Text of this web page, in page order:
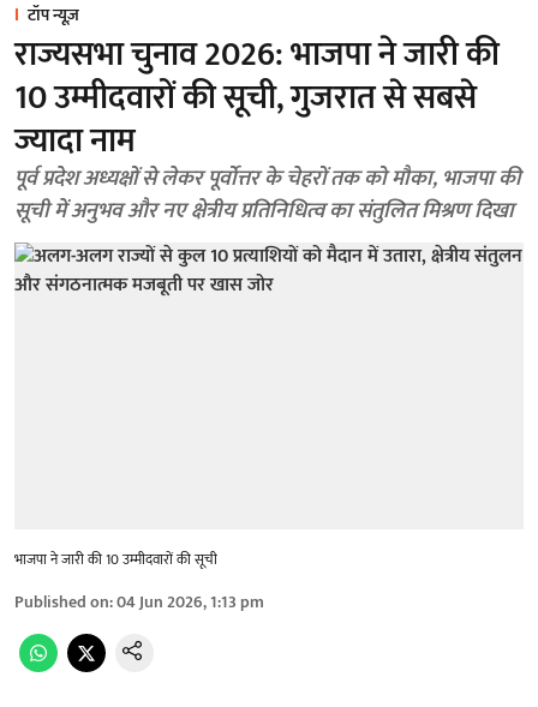
टॉप न्यूज़
राज्यसभा चुनाव 2026: भाजपा ने जारी की
10 उम्मीदवारों की सूची, गुजरात से सबसे
ज्यादा नाम
पूर्व प्रदेश अध्यक्षों से लेकर पूर्वोत्तर के चेहरों तक को मौका, भाजपा की
सूची में अनुभव और नए क्षेत्रीय प्रतिनिधित्व का संतुलित मिश्रण दिखा
भाजपा ने जारी की 10 उम्मीदवारों की सूची
Published on:04 Jun 2026, 1:13 pm